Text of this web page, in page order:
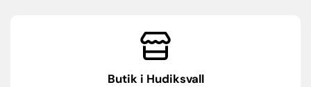
Butik i Hudiksvall